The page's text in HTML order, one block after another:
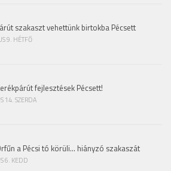
szakaszt vehettünk birtokba Pécsett
9. HÉTFŐ
fejlesztések Pécsett!
14. SZERDA
a Pécsi tó körüli… hiányzó szakaszát
6. KEDD